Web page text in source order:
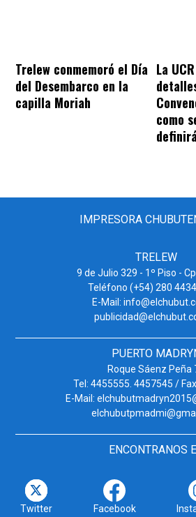
Trelew conmemoró el Día
del Desembarco en la
capilla Moriah
La
como
IMPRESORA
TRELEW
9 de Julio 329 - 1º Piso -
Teléfono (+54) 280
E-Mail:
PUERTO
Roque Sáenz Peña
Tel: 4455555. 4457545 /
E-Mail:
ENCONTRANOS
Twitter Facebook